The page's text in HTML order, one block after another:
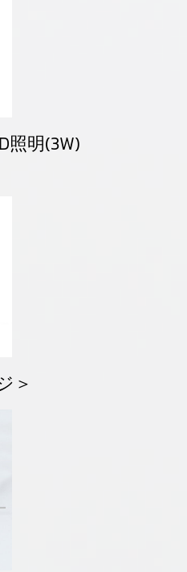
照明(3W)
＞